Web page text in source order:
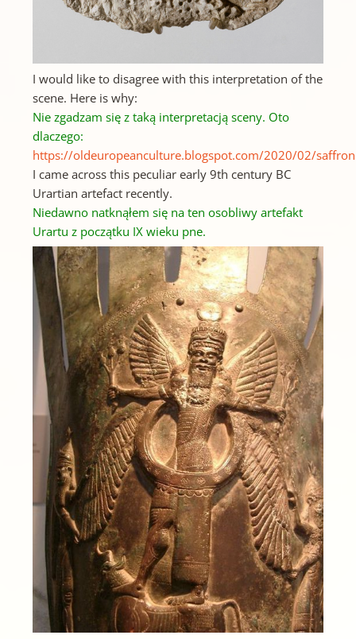
I would like to disagree with this interpretation of the
scene. Here is why:
Nie zgadzam się z taką interpretacją sceny. Oto
dlaczego:
https://oldeuropeanculture.blogspot.com/2020/02/
I came across this peculiar early 9th century BC
Urartian artefact recently.
Niedawno natknąłem się na ten osobliwy artefakt
Urartu z początku IX wieku pne.